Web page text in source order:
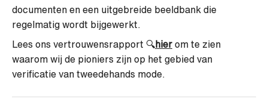
documenten en een uitgebreide beeldbank die
regelmatig wordt bijgewerkt.
Lees ons vertrouwensrapport 🔍 hier om te zien
waarom wij de pioniers zijn op het gebied van
verificatie van tweedehands mode.